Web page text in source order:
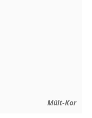
Múlt-Kor